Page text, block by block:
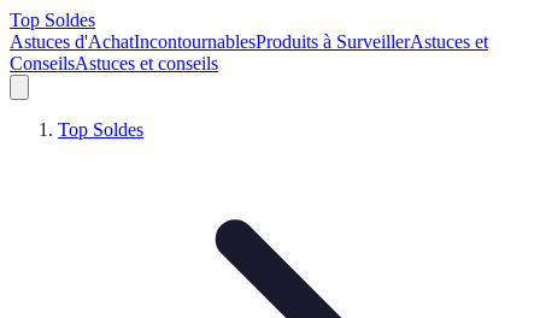
Top Soldes
Astuces d'AchatIncontournablesProduits à SurveillerAstuces et
ConseilsAstuces et conseils
Top Soldes